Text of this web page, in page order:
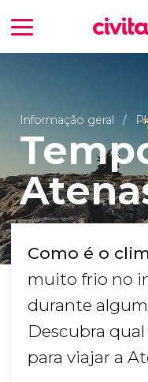
Informação geral
Como é o
muito frio no
durante
Descubra
para viajar a